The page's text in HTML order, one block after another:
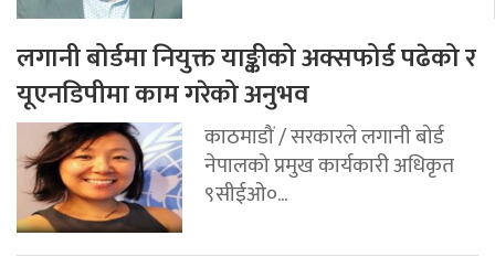
लगानी बोर्डमा नियुक्त याङ्कीको अक्सफोर्ड पढेको र
यूएनडिपीमा काम गरेको अनुभव
काठमाडौं / सरकारले लगानी बोर्ड
नेपालको प्रमुख कार्यकारी अधिकृत
९सीईओ०...